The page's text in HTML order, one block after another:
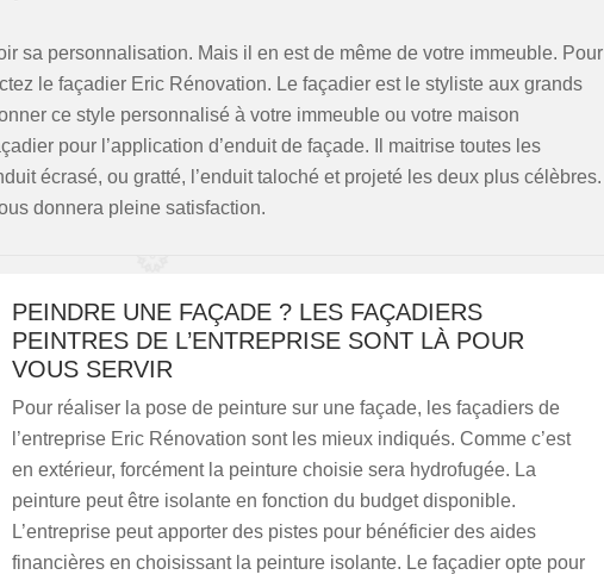
sa personnalisation. Mais il en est de même de votre immeuble. Pour
le façadier Eric Rénovation. Le façadier est le styliste aux grands
ce style personnalisé à votre immeuble ou votre maison
pour l’application d’enduit de façade. Il maitrise toutes les
écrasé, ou gratté, l’enduit taloché et projeté les deux plus célèbres.
donnera pleine satisfaction.
PEINDRE UNE FAÇADE ? LES FAÇADIERS
PEINTRES DE L’ENTREPRISE SONT LÀ POUR
VOUS SERVIR
Pour réaliser la pose de peinture sur une façade, les façadiers de
l’entreprise Eric Rénovation sont les mieux indiqués. Comme c’est
en extérieur, forcément la peinture choisie sera hydrofugée. La
peinture peut être isolante en fonction du budget disponible.
L’entreprise peut apporter des pistes pour bénéficier des aides
financières en choisissant la peinture isolante. Le façadier opte pour